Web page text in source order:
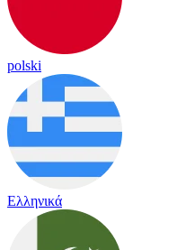
polski
Ελληνικά